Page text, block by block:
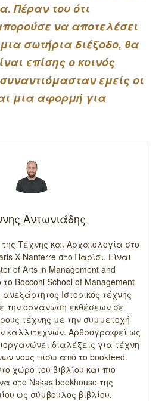
Πέραν του ότι
να αποτελέσει
σωτήρια διέξοδο, θα
επίσης ο κοινός
εμείς οι
μια αφορμή για
Αντωνιάδης
Τέχνης και Αρχαιολογία στο
X Nanterre στο Παρίσι. Είναι
of Arts in Management and
Bocconi School of Management
Ιστορικός τέχνης
την οργάνωση εκθέσεων σε
τέχνης με την συμμετοχή
καλλιτεχνών. Αρθρογραφεί ως
διαλέξεις για τέχνη
νους πίσω από το bookfeed.
χώρο του βιβλίου και πιο
στο Nakas bookhouse της
ως σύμβουλος βιβλίου.